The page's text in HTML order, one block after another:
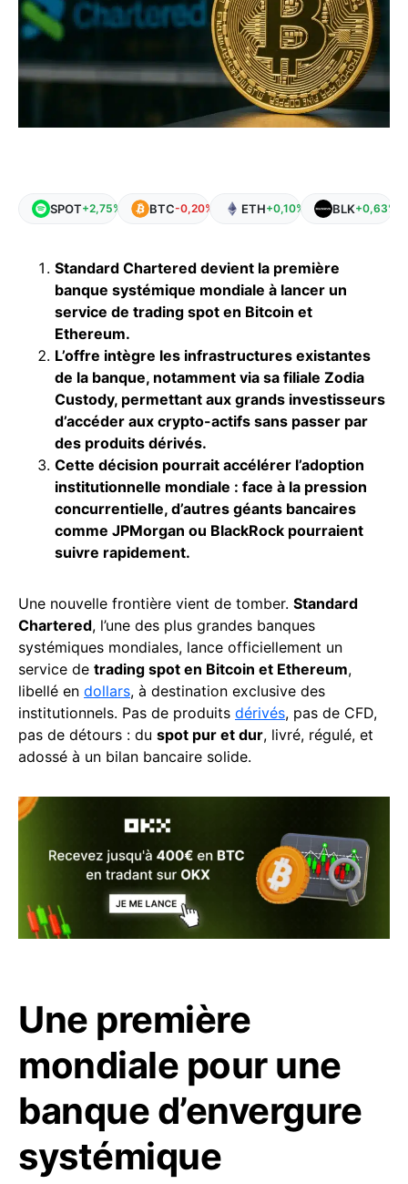
SPOT+2,75% BTC-0,20% ETH+0,10% BLK+0,63%
Standard Chartered devient la première
banque systémique mondiale à lancer un
service de trading spot en Bitcoin et
Ethereum.
L’offre intègre les infrastructures existantes
de la banque, notamment via sa filiale Zodia
Custody, permettant aux grands investisseurs
d’accéder aux crypto-actifs sans passer par
des produits dérivés.
Cette décision pourrait accélérer l’adoption
institutionnelle mondiale : face à la pression
concurrentielle, d’autres géants bancaires
comme JPMorgan ou BlackRock pourraient
suivre rapidement.
Une nouvelle frontière vient de tomber. Standard
Chartered, l’une des plus grandes banques
systémiques mondiales, lance officiellement un
service de trading spot en Bitcoin et Ethereum,
libellé en dollars, à destination exclusive des
institutionnels. Pas de produits dérivés, pas de CFD,
pas de détours : du spot pur et dur, livré, régulé, et
adossé à un bilan bancaire solide.
Une première
mondiale pour une
banque d’envergure
systémique